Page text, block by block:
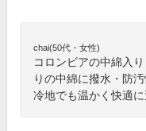
chai(50代・女性)
コロンビアの中綿入
りの中綿に撥水・防
冷地でも温かく快適に